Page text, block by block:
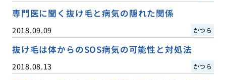
専門医に聞く抜け毛と病気の隠れた関係
2018.09.09 かつら
抜け毛は体からのSOS病気の可能性と対処法
2018.08.13 かつら